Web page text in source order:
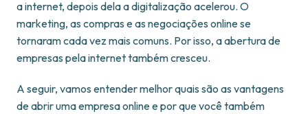
a internet, depois dela a digitalização acelerou. O
marketing, as compras e as negociações online se
tornaram cada vez mais comuns. Por isso, a abertura de
empresas pela internet também cresceu.
A seguir, vamos entender melhor quais são as vantagens
de abrir uma empresa online e por que você também